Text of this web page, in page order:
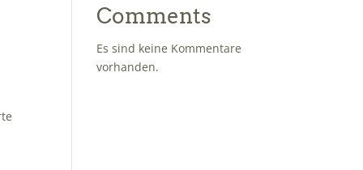
Comments
Es sind keine Kommentare
vorhanden.